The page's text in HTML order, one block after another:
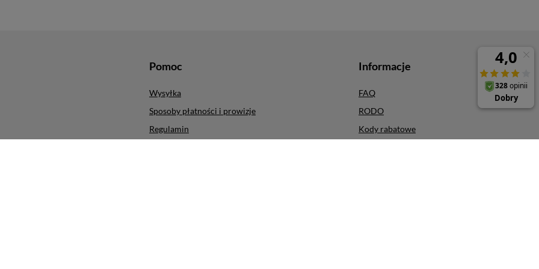
Pomoc
Wysyłka
Sposoby płatności i prowizje
Regulamin
Informacje
FAQ
RODO
Kody rabatowe